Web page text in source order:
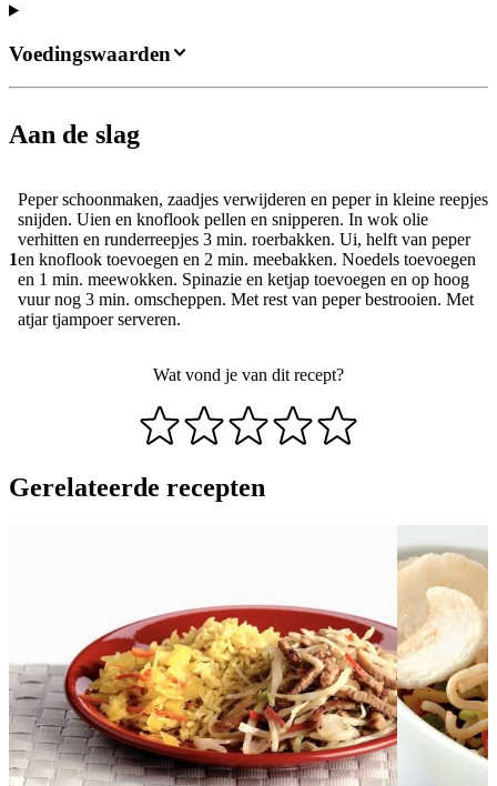
Aan de slag
1
Peper schoonmaken, zaadjes verwijderen en peper in kleine reepjes
snijden. Uien en knoflook pellen en snipperen. In wok olie
verhitten en runderreepjes 3 min. roerbakken. Ui, helft van peper
en knoflook toevoegen en 2 min. meebakken. Noedels toevoegen
en 1 min. meewokken. Spinazie en ketjap toevoegen en op hoog
vuur nog 3 min. omscheppen. Met rest van peper bestrooien. Met
atjar tjampoer serveren.
Wat vond je van dit recept?
Voedingswaarden
Gerelateerde recepten